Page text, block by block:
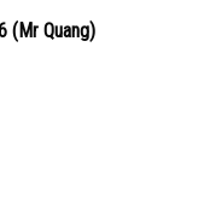
(Mr Quang)